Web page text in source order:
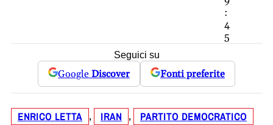
:
4
5
Seguici su
Google Discover Fonti preferite
ENRICO LETTA , IRAN , PARTITO DEMOCRATICO